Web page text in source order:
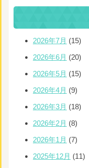
2026年7月 (15)
2026年6月 (20)
2026年5月 (15)
2026年4月 (9)
2026年3月 (18)
2026年2月 (8)
2026年1月 (7)
2025年12月 (11)